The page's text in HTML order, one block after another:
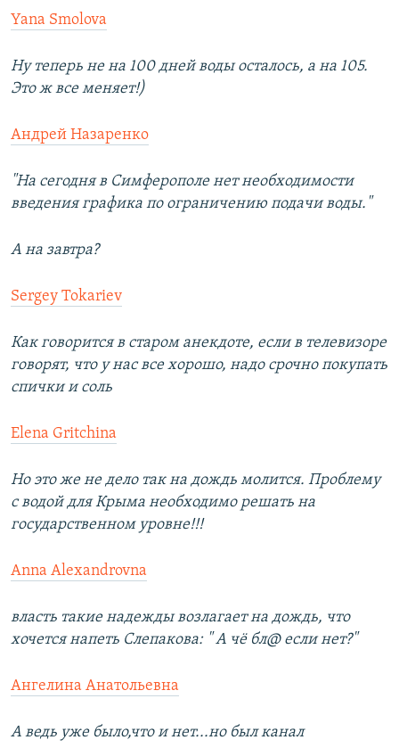
Yana Smolova
Ну теперь не на 100 дней воды осталось, а на 105.
Это ж все меняет!)
Андрей Назаренко
"На сегодня в Симферополе нет необходимости
введения графика по ограничению подачи воды."
А на завтра?
Sergey Tokariev
Как говорится в старом анекдоте, если в телевизоре
говорят, что у нас все хорошо, надо срочно покупать
спички и соль
Elena Gritchina
Но это же не дело так на дождь молится. Проблему
с водой для Крыма необходимо решать на
государственном уровне!!!
Anna Alexandrovna
власть такие надежды возлагает на дождь, что
хочется напеть Слепакова: " А чё бл@ если нет?"
Ангелина Анатольевна
А ведь уже было,что и нет...но был канал